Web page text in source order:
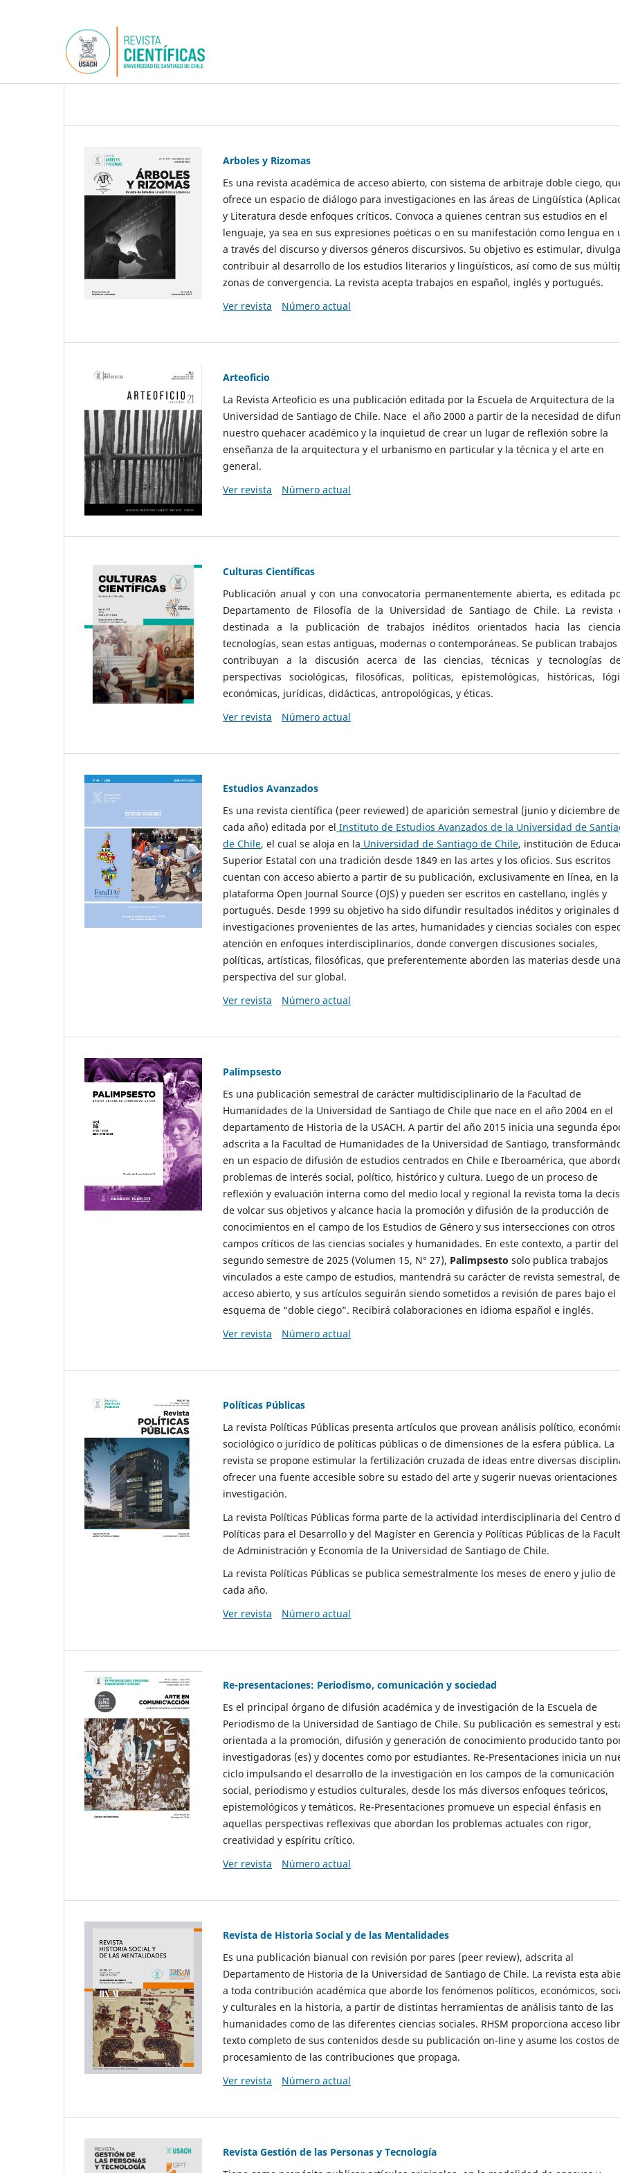
Arboles y Rizomas
Es una revista académica de acceso abierto, con sistema de arbitraje doble ciego,
ofrece un espacio de diálogo para investigaciones en las áreas de Lingüística
y Literatura desde enfoques críticos. Convoca a quienes centran sus estudios en el
lenguaje, ya sea en sus expresiones poéticas o en su manifestación como lengua en
a través del discurso y diversos géneros discursivos. Su objetivo es estimular,
contribuir al desarrollo de los estudios literarios y lingüísticos, así como de sus
zonas de convergencia. La revista acepta trabajos en español, inglés y portugués.
Ver revista
Número actual
Arteoficio
La Revista Arteoficio es una publicación editada por la Escuela de Arquitectura de la
Universidad de Santiago de Chile. Nace el año 2000 a partir de la necesidad de
nuestro quehacer académico y la inquietud de crear un lugar de reflexión sobre la
enseñanza de la arquitectura y el urbanismo en particular y la técnica y el arte en
general.
Ver revista
Número actual
Culturas Científicas
Publicación anual y con una convocatoria permanentemente abierta, es editada
Departamento de Filosofía de la Universidad de Santiago de Chile. La revista
destinada a la publicación de trabajos inéditos orientados hacia las
tecnologías, sean estas antiguas, modernas o contemporáneas. Se publican
contribuyan a la discusión acerca de las ciencias, técnicas y tecnologías
perspectivas sociológicas, filosóficas, políticas, epistemológicas, históricas,
económicas, jurídicas, didácticas, antropológicas, y éticas.
Ver revista
Número actual
Estudios Avanzados
Es una revista científica (peer reviewed) de aparición semestral (junio y diciembre de
cada año) editada por el Instituto de Estudios Avanzados de la Universidad de
de Chile, el cual se aloja en la Universidad de Santiago de Chile, institución de
Superior Estatal con una tradición desde 1849 en las artes y los oficios. Sus escritos
cuentan con acceso abierto a partir de su publicación, exclusivamente en línea, en la
plataforma Open Journal Source (OJS) y pueden ser escritos en castellano, inglés y
portugués. Desde 1999 su objetivo ha sido difundir resultados inéditos y originales
investigaciones provenientes de las artes, humanidades y ciencias sociales con
atención en enfoques interdisciplinarios, donde convergen discusiones sociales,
políticas, artísticas, filosóficas, que preferentemente aborden las materias desde una
perspectiva del sur global.
Ver revista
Número actual
Palimpsesto
Es una publicación semestral de carácter multidisciplinario de la Facultad de
Humanidades de la Universidad de Santiago de Chile que nace en el año 2004 en el
departamento de Historia de la USACH. A partir del año 2015 inicia una segunda
adscrita a la Facultad de Humanidades de la Universidad de Santiago,
en un espacio de difusión de estudios centrados en Chile e Iberoamérica, que
problemas de interés social, político, histórico y cultura. Luego de un proceso de
reflexión y evaluación interna como del medio local y regional la revista toma la
de volcar sus objetivos y alcance hacia la promoción y difusión de la producción de
conocimientos en el campo de los Estudios de Género y sus intersecciones con otros
campos críticos de las ciencias sociales y humanidades. En este contexto, a partir del
segundo semestre de 2025 (Volumen 15, N° 27), Palimpsesto solo publica trabajos
vinculados a este campo de estudios, mantendrá su carácter de revista semestral, de
acceso abierto, y sus artículos seguirán siendo sometidos a revisión de pares bajo el
esquema de “doble ciego”. Recibirá colaboraciones en idioma español e inglés.
Ver revista
Número actual
Políticas Públicas
La revista Políticas Públicas presenta artículos que provean análisis político,
sociológico o jurídico de políticas públicas o de dimensiones de la esfera pública. La
revista se propone estimular la fertilización cruzada de ideas entre diversas
ofrecer una fuente accesible sobre su estado del arte y sugerir nuevas orientaciones
investigación.
La revista Políticas Públicas forma parte de la actividad interdisciplinaria del Centro
Políticas para el Desarrollo y del Magíster en Gerencia y Políticas Públicas de la
de Administración y Economía de la Universidad de Santiago de Chile.
La revista Políticas Públicas se publica semestralmente los meses de enero y julio de
cada año.
Ver revista
Número actual
Re-presentaciones: Periodismo, comunicación y sociedad
Es el principal órgano de difusión académica y de investigación de la Escuela de
Periodismo de la Universidad de Santiago de Chile. Su publicación es semestral y
orientada a la promoción, difusión y generación de conocimiento producido tanto
investigadoras (es) y docentes como por estudiantes. Re-Presentaciones inicia un
ciclo impulsando el desarrollo de la investigación en los campos de la comunicación
social, periodismo y estudios culturales, desde los más diversos enfoques teóricos,
epistemológicos y temáticos. Re-Presentaciones promueve un especial énfasis en
aquellas perspectivas reflexivas que abordan los problemas actuales con rigor,
creatividad y espíritu crítico.
Ver revista
Número actual
Revista de Historia Social y de las Mentalidades
Es una publicación bianual con revisión por pares (peer review), adscrita al
Departamento de Historia de la Universidad de Santiago de Chile. La revista esta
a toda contribución académica que aborde los fenómenos políticos, económicos,
y culturales en la historia, a partir de distintas herramientas de análisis tanto de las
humanidades como de las diferentes ciencias sociales. RHSM proporciona acceso
texto completo de sus contenidos desde su publicación on-line y asume los costos de
procesamiento de las contribuciones que propaga.
Ver revista
Número actual
Revista Gestión de las Personas y Tecnología